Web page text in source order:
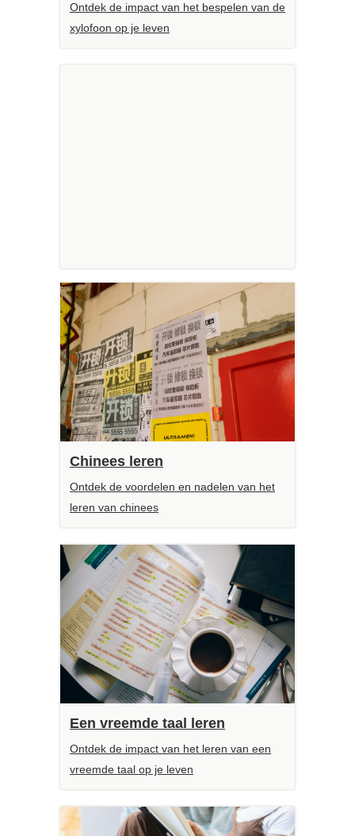
Ontdek de impact van het bespelen van de
xylofoon op je leven
Chinees leren
Ontdek de voordelen en nadelen van het
leren van chinees
Een vreemde taal leren
Ontdek de impact van het leren van een
vreemde taal op je leven